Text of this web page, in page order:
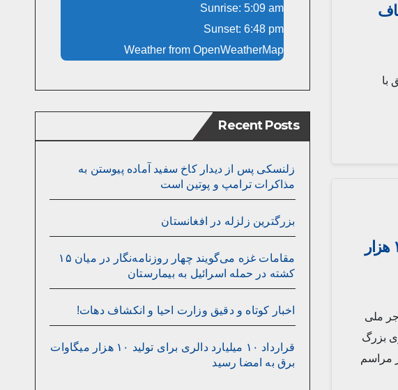
با
قرارداد ۱۰ میلیارد دالری برای تولید ۱۰ هزار
تلویزیون وطن – دوم اسد ۱۴۰۴ تاجر ملی
بزرگ
مراسم
Sunrise: 5:09 am
Sunset: 6:48 pm
Weather from OpenWeatherMap
Recent Posts
زلنسکی پس از دیدار کاخ سفید آماده پیوستن به
مذاکرات ترامپ و پوتین است
بزرگترین زلزله در افغانستان
مقامات غزه می‌گویند چهار روزنامه‌نگار در میان ۱۵
کشته در حمله اسرائیل به بیمارستان
اخبار کوتاه و دقیق وزارت احیا و انکشاف دهات!
قرارداد ۱۰ میلیارد دالری برای تولید ۱۰ هزار میگاوات
برق به امضا رسید